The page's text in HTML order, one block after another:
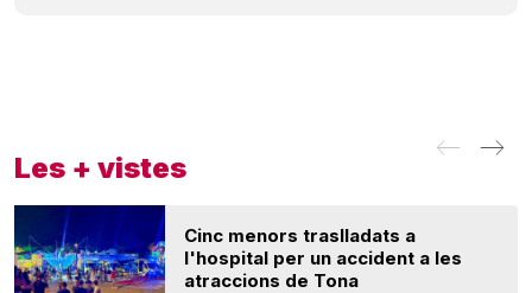
Les + vistes
Cinc menors traslladats a
l'hospital per un accident a les
atraccions de Tona